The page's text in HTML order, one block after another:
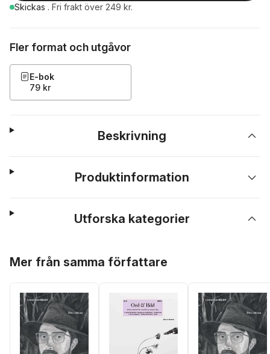
Skickas . Fri frakt över 249 kr.
Fler format och utgåvor
E-bok
79 kr
Beskrivning
Produktinformation
Utforska kategorier
Mer från samma författare